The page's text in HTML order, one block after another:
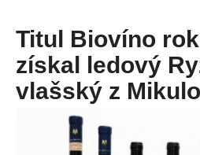
Titul Biovíno
získal ledový
vlašský z